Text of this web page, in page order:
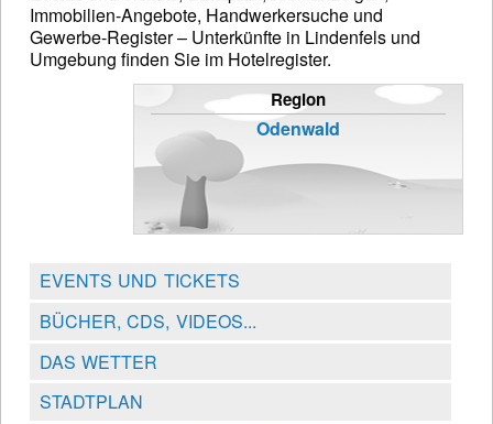
Immobilien-Angebote, Handwerkersuche und
Gewerbe-Register – Unterkünfte in Lindenfels und
Umgebung finden Sie im Hotelregister.
Region
Odenwald
EVENTS UND TICKETS
BÜCHER, CDS, VIDEOS...
DAS WETTER
STADTPLAN